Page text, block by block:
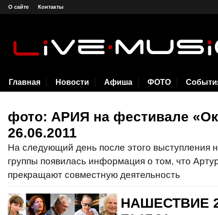
О сайте Контакты
Главная Новости Афиша ФОТО
фото: АРИЯ на фестивале
26.06.2011
На следующий день после этого выступления
группы появилась информация о том, что
прекращают совместную деятельность
НАШЕСТВИЕ